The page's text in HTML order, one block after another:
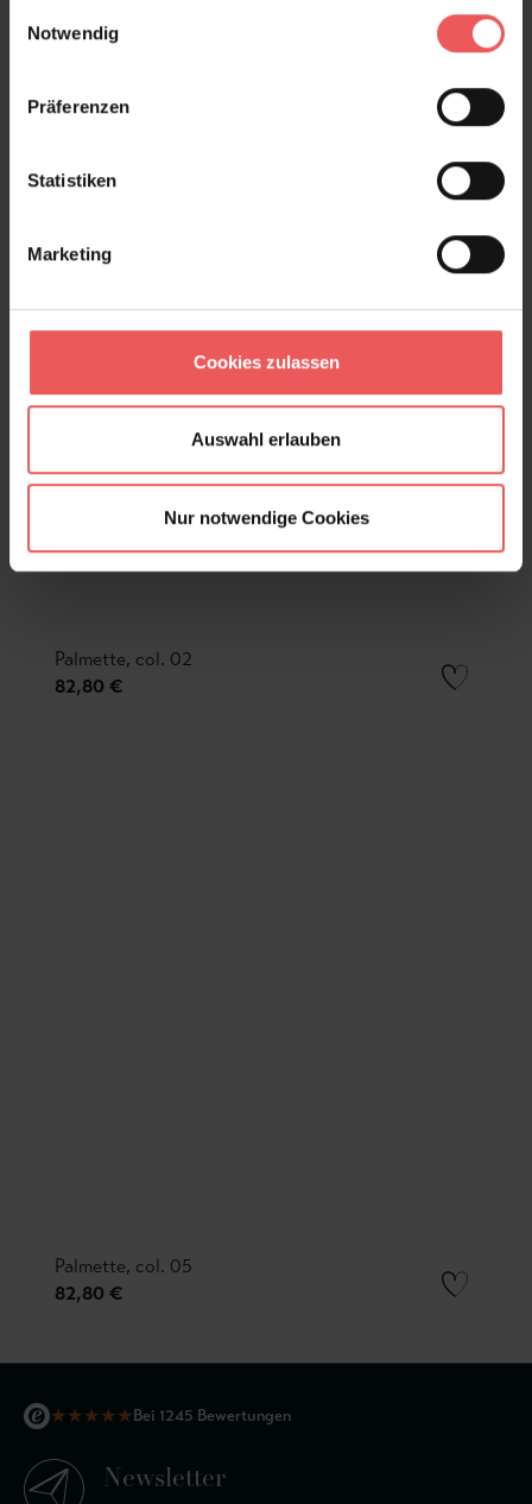
Notwendig
Präferenzen
Statistiken
Marketing
Cookies zulassen
Auswahl erlauben
Nur notwendige Cookies
Palmette, col. 08
Palmette, col. 02
82,80 €
Palmette, col. 05
82,80 €
★★★★★Bei 1245 Bewertungen
Newsletter